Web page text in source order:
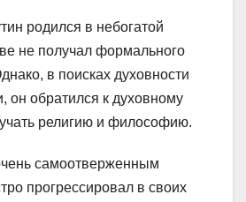
родился в небогатой
не получал формального
в поисках духовности
он обратился к духовному
религию и философию.
самоотверженным
прогрессировал в своих